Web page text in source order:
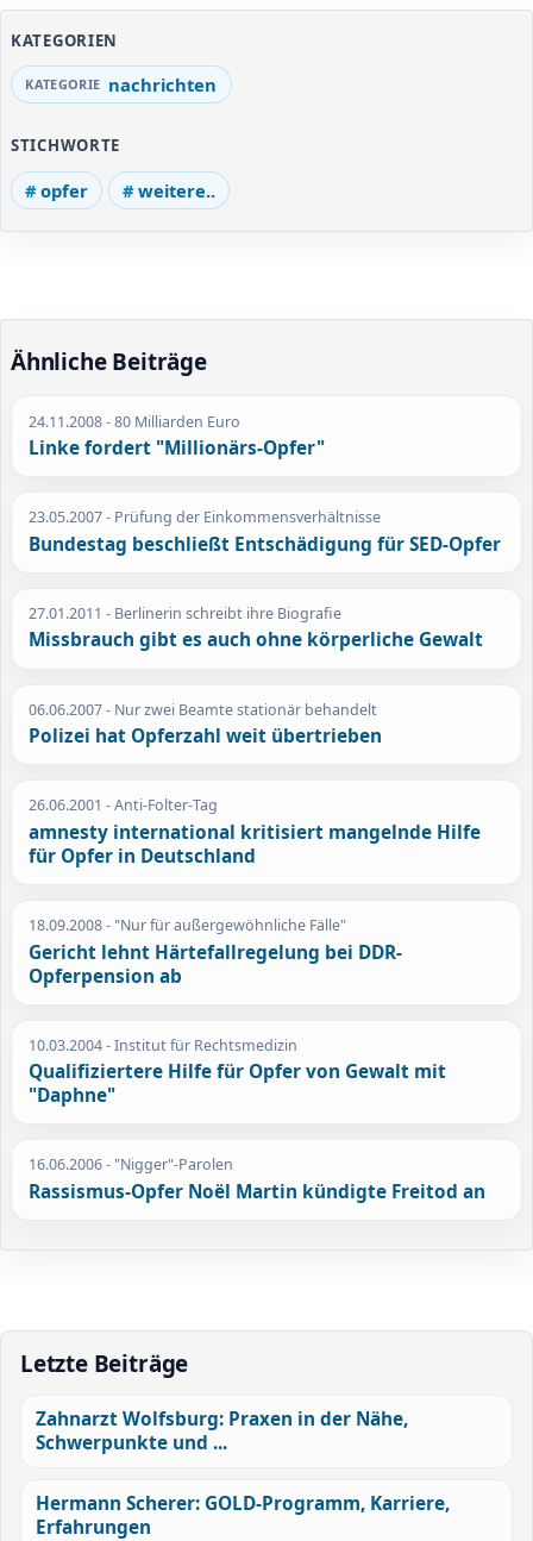
KATEGORIEN
nachrichten
STICHWORTE
opfer weitere..
Ähnliche Beiträge
24.11.2008- 80 Milliarden Euro
Linke fordert "Millionärs-Opfer"
23.05.2007- Prüfung der Einkommensverhältnisse
Bundestag beschließt Entschädigung für SED-Opfer
27.01.2011 - Berlinerin schreibt ihre Biografie
Missbrauch gibt es auch ohne körperliche Gewalt
06.06.2007- Nur zwei Beamte stationär behandelt
Polizei hat Opferzahl weit übertrieben
26.06.2001 - Anti-Folter-Tag
amnesty international kritisiert mangelnde Hilfe
für Opfer in Deutschland
18.09.2008- "Nur für außergewöhnliche Fälle"
Gericht lehnt Härtefallregelung bei DDR-
Opferpension ab
10.03.2004- Institut für Rechtsmedizin
Qualifiziertere Hilfe für Opfer von Gewalt mit
"Daphne"
16.06.2006- "Nigger"-Parolen
Rassismus-Opfer Noël Martin kündigte Freitod an
Letzte Beiträge
Zahnarzt Wolfsburg: Praxen in der Nähe,
Schwerpunkte und ...
Hermann Scherer: GOLD-Programm, Karriere,
Erfahrungen